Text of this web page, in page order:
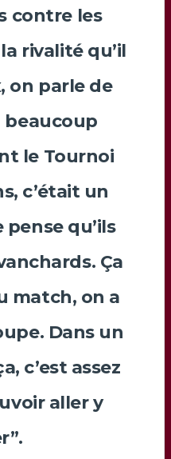
contre les
rivalité qu’il
on parle de
beaucoup
le Tournoi
c’était un
qu’ils
Ça
match, on a
Dans un
c’est assez
aller y